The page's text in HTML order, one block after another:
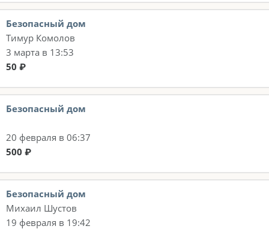
Безопасный дом
Тимур Комолов
3 марта в 13:53
50 ₽
Безопасный дом
20 февраля в 06:37
500 ₽
Безопасный дом
Михаил Шустов
19 февраля в 19:42